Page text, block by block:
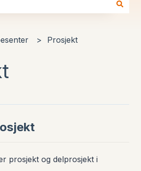
Prosjekt
prosjekt og delprosjekt i